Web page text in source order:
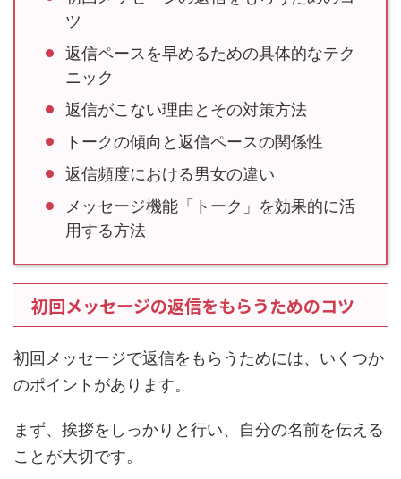
ツ
返信ペースを早めるための具体的なテク
ニック
返信がこない理由とその対策方法
トークの傾向と返信ペースの関係性
返信頻度における男女の違い
メッセージ機能「トーク」を効果的に活
用する方法
初回メッセージの返信をもらうためのコツ
初回メッセージで返信をもらうためには、いくつか
のポイントがあります。
まず、挨拶をしっかりと行い、自分の名前を伝える
ことが大切です。